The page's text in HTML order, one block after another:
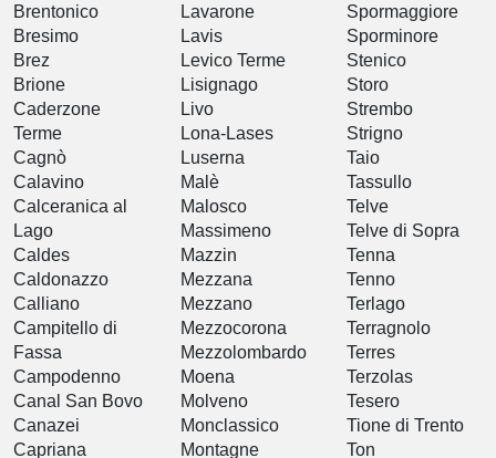
Brentonico
Bresimo
Brez
Brione
Caderzone
Terme
Cagnò
Calavino
Calceranica al
Lago
Caldes
Caldonazzo
Calliano
Campitello di
Fassa
Campodenno
Canal San Bovo
Canazei
Capriana
Lavarone
Lavis
Levico Terme
Lisignago
Livo
Lona-Lases
Luserna
Malè
Malosco
Massimeno
Mazzin
Mezzana
Mezzano
Mezzocorona
Mezzolombardo
Moena
Molveno
Monclassico
Montagne
Spormaggiore
Sporminore
Stenico
Storo
Strembo
Strigno
Taio
Tassullo
Telve
Telve di Sopra
Tenna
Tenno
Terlago
Terragnolo
Terres
Terzolas
Tesero
Tione di Trento
Ton